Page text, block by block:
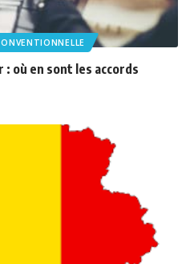
où en sont les accords